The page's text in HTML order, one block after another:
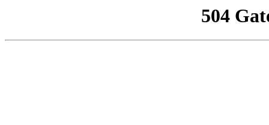
504